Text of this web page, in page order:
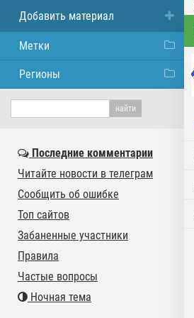
Добавить материал
Метки
Регионы
Последние комментарии
Читайте новости в телеграм
Сообщить об ошибке
Топ сайтов
Забаненные участники
Правила
Частые вопросы
Ночная тема